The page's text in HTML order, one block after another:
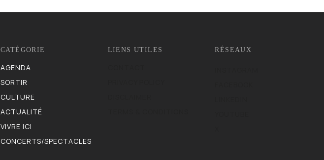
CATÉGORIE
AGENDA
SORTIR
CULTURE
ACTUALITÉ
VIVRE ICI
CONCERTS/SPECTACLES
LIENS UTILES RÉSEAUX